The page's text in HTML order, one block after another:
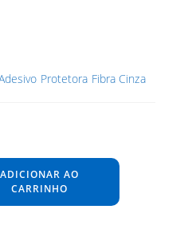
Protetora Fibra Cinza
ADICIONAR AO
CARRINHO